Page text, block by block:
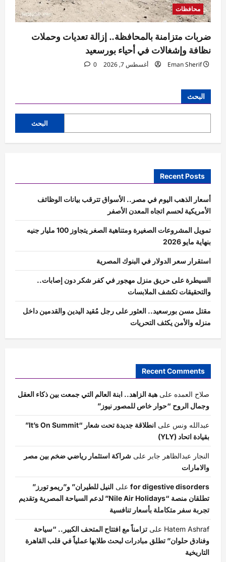
محافظات
ضربات متزامنة بالمحافظة.. إزالة تعديات وحملات
نظافة وإشغالات في أحياء بورسعيد
Eman Sherif أغسطس 7, 2026 0
البحث
البحث
Recent Posts
أسعار الذهب اليوم في مصر.. الأسواق تترقب بيانات الوظائف
الأمريكية لحسم اتجاه المعدن الأصفر
تمويل المشروعات الصغيرة ومتناهية الصغر يتجاوز 100 مليار جنيه
بنهاية مايو 2026
استقرار سعر الدولار في البنوك المصرية
السيطرة على حريق منزل مهجور في كفر شكر دون إصابات..
والتحقيقات تكشف الملابسات
مقتل مسن بورسعيد.. العثور على رجل مُقيد اليدين والقدمين داخل
منزله والأمن يكثف التحريات
Recent Comments
صلاح العمده على هبة الزاهد.. ابنة العالم التي جمعت بين ذكاء العقل
وجمال الروح “حوار خاص للمصور نيوز”
عبدالله ونس على
انطلاقة جديدة تحت شعار “It’s On Summit”
بقيادة اتحاد (YLY)
النجار عبدالظاهر جابر على شراكة استثمار رياضي ضخم بين مصر
والامارات
for digestive disorders على النيل للطيران” و”ريمو تورز”
تطلقان منصة “Nile Air Holidays” لدعم السياحة المصرية وتقديم
تجربة سفر متكاملة بأسعار تنافسية
Hatem Ashraf على تزامناً مع افتتاح المتحف الكبير.. “سياحة
وفنادق حلوان” تطلق مبادرات لبحث طلابها عملياً في قلب القاهرة
التاريخية